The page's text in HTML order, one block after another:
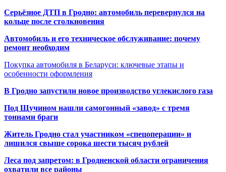
Серьёзное ДТП в Гродно: автомобиль перевернулся на
кольце после столкновения
Автомобиль и его техническое обслуживание: почему
ремонт необходим
Покупка автомобиля в Беларуси: ключевые этапы и
особенности оформления
В Гродно запустили новое производство углекислого газа
Под Щучином нашли самогонный «завод» с тремя
тоннами браги
Житель Гродно стал участником «спецоперации» и
лишился свыше сорока шести тысяч рублей
Леса под запретом: в Гродненской области ограничения
охватили все районы